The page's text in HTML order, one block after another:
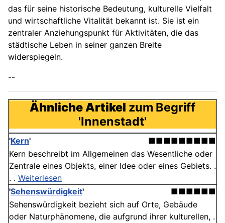
das für seine historische Bedeutung, kulturelle Vielfalt
und wirtschaftliche Vitalität bekannt ist. Sie ist ein
zentraler Anziehungspunkt für Aktivitäten, die das
städtische Leben in seiner ganzen Breite
widerspiegeln.
--
Ähnliche Artikel zum Begriff
'Innenstadt'
'Kern'
■■■■■■■■■
Kern beschreibt im Allgemeinen das Wesentliche oder
Zentrale eines Objekts, einer Idee oder eines Gebiets. .
. . Weiterlesen
'Sehenswürdigkeit'
■■■■■■
Sehenswürdigkeit bezieht sich auf Orte, Gebäude
oder Naturphänomene, die aufgrund ihrer kulturellen, .